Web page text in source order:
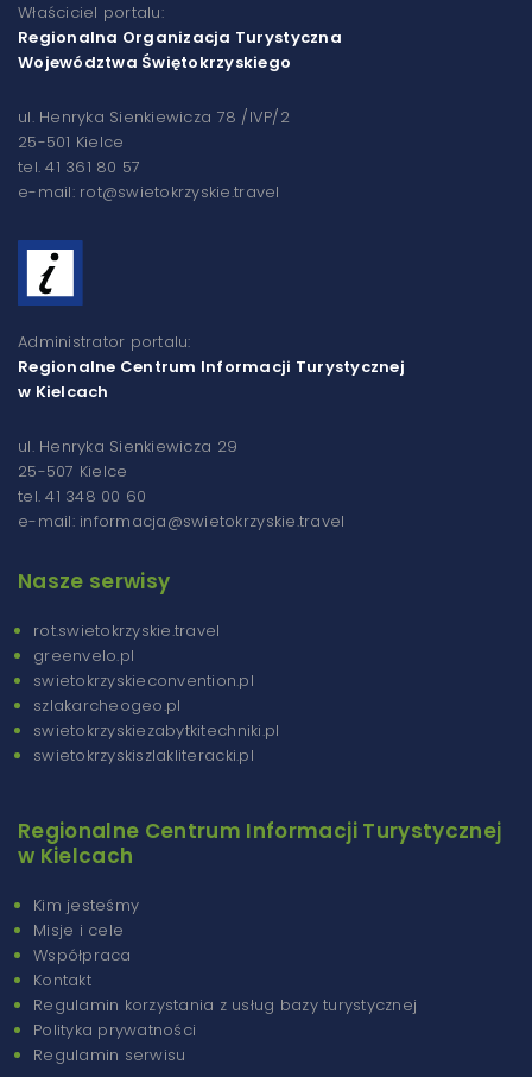
Właściciel portalu:
Regionalna Organizacja Turystyczna
Województwa Świętokrzyskiego
ul. Henryka Sienkiewicza 78 /IVP/2
25-501 Kielce
tel. 41 361 80 57
e-mail: rot@swietokrzyskie.travel
Administrator portalu:
Regionalne Centrum Informacji Turystycznej
w Kielcach
ul. Henryka Sienkiewicza 29
25-507 Kielce
tel. 41 348 00 60
e-mail: informacja@swietokrzyskie.travel
Nasze serwisy
rot.swietokrzyskie.travel
greenvelo.pl
swietokrzyskieconvention.pl
szlakarcheogeo.pl
swietokrzyskiezabytkitechniki.pl
swietokrzyskiszlakliteracki.pl
Regionalne Centrum Informacji Turystycznej
w Kielcach
Kim jesteśmy
Misje i cele
Współpraca
Kontakt
Regulamin korzystania z usług bazy turystycznej
Polityka prywatności
Regulamin serwisu